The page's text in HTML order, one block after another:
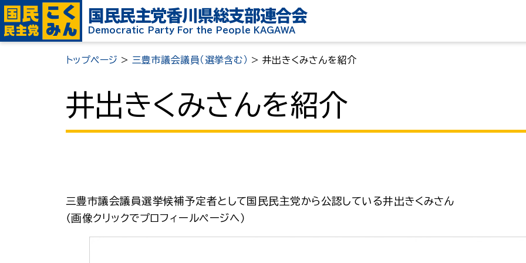
国民民主党香川県総支部連合会
Democratic Party For the People KAGAWA
トップページ > 三豊市議会議員（選挙含む） >井出きくみさんを紹介
井出きくみさんを紹介
三豊市議会議員選挙候補予定者として国民民主党から公認している井出きくみさん
（画像クリックでプロフィールページへ）